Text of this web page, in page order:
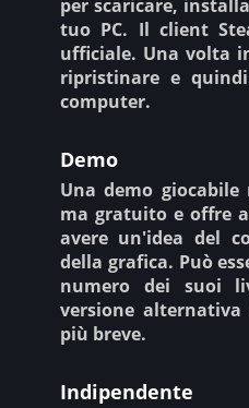
per scaricare,
tuo PC. Il client
ufficiale. Una volta
ripristinare e
computer.
Demo
Una demo
ma gratuito e offre
avere un'idea del
della grafica. Può
numero dei suoi
versione
più breve.
Indipendente